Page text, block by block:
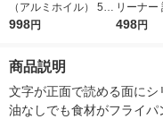
（アルミホイル） 50
幅30cm×50m XAL540
998円
リーナー
0g 1個 ロ
498円
商品説明
文字が正面で読める面に
油なしでも食材がフライ